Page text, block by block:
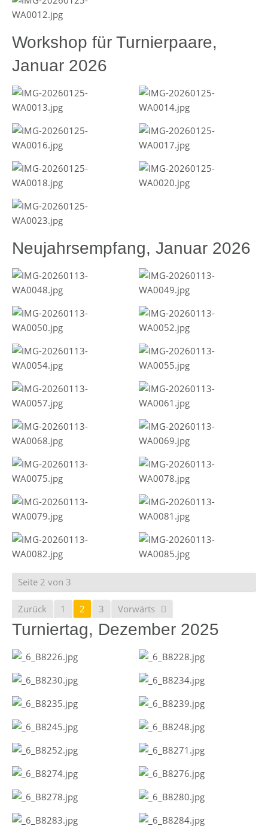
Workshop für Turnierpaare,
Januar 2026
Neujahrsempfang, Januar 2026
Seite 2 von 3
Zurück 1 2 3 Vorwärts
Turniertag, Dezember 2025